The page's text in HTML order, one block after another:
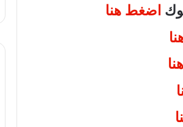
اضغط هنا